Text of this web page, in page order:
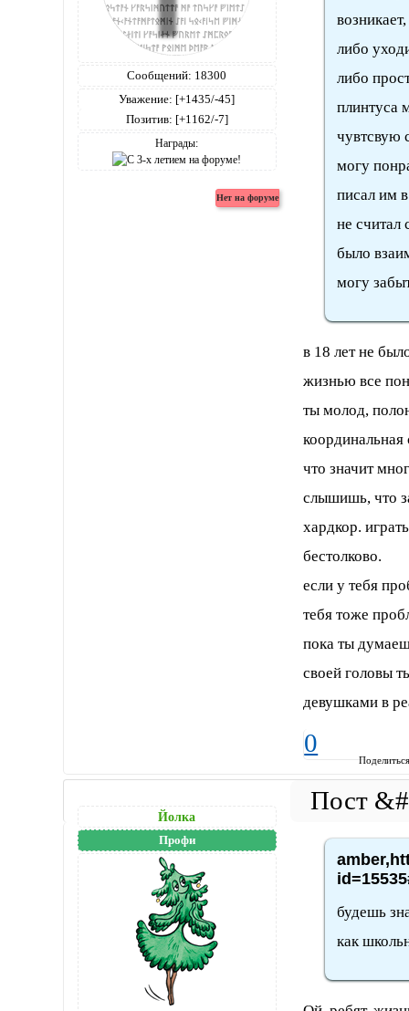
Сообщений: 18300
Уважение: [+1435/-45]
Позитив: [+1162/-7]
Награды:
либо
либо
плинтуса
чувтсвую
могу
писал им
не считал
было
могу
в 18 лет не
жизнью все
ты молод,
что значит
слышишь, что
хардкор.
бестолково.
если у тебя
тебя тоже
пока ты
своей головы
девушками в
0
Йолка
Профи
будешь
как